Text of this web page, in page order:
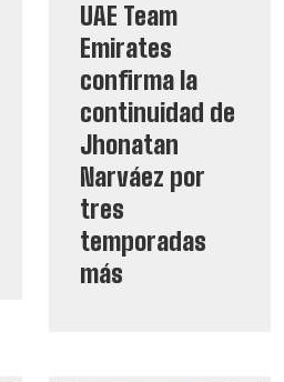
UAE Team
Emirates
confirma la
continuidad de
Jhonatan
Narváez por
tres
temporadas
más